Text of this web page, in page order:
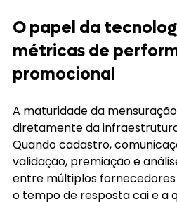
O papel da
métricas de
promocional
A maturidade da
diretamente da
Quando cadastro,
validação, premiação e
entre múltiplos
o tempo de resposta cai e a